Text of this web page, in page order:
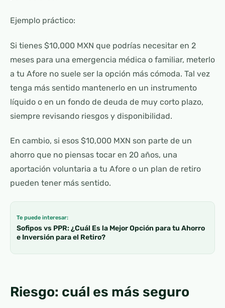
Ejemplo práctico:
Si tienes $10,000 MXN que podrías necesitar en 2
meses para una emergencia médica o familiar, meterlo
a tu Afore no suele ser la opción más cómoda. Tal vez
tenga más sentido mantenerlo en un instrumento
líquido o en un fondo de deuda de muy corto plazo,
siempre revisando riesgos y disponibilidad.
En cambio, si esos $10,000 MXN son parte de un
ahorro que no piensas tocar en 20 años, una
aportación voluntaria a tu Afore o un plan de retiro
pueden tener más sentido.
Te puede interesar:
Sofipos vs PPR: ¿Cuál Es la Mejor Opción para tu Ahorro
e Inversión para el Retiro?
Riesgo: cuál es más seguro